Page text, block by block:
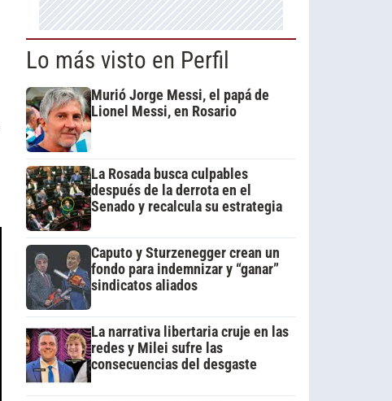
Lo más visto en Perfil
Murió Jorge Messi, el papá de
Lionel Messi, en Rosario
La Rosada busca culpables
después de la derrota en el
Senado y recalcula su estrategia
Caputo y Sturzenegger crean un
fondo para indemnizar y “ganar”
sindicatos aliados
La narrativa libertaria cruje en las
redes y Milei sufre las
consecuencias del desgaste